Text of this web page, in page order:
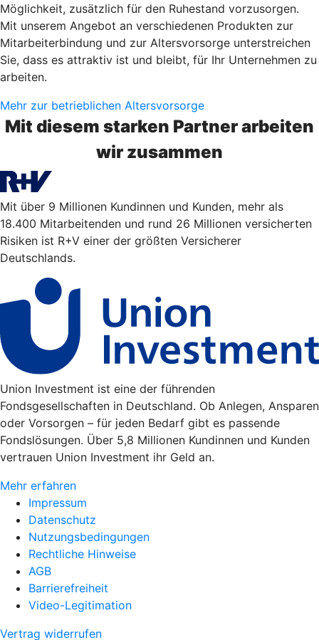
Möglichkeit, zusätzlich für den Ruhestand vorzusorgen.
Mit unserem Angebot an verschiedenen Produkten zur
Mitarbeiterbindung und zur Altersvorsorge unterstreichen
Sie, dass es attraktiv ist und bleibt, für Ihr Unternehmen zu
arbeiten.
Mehr zur betrieblichen Altersvorsorge
Mit diesem starken Partner arbeiten
wir zusammen
Mit über 9 Millionen Kundinnen und Kunden, mehr als
18.400 Mitarbeitenden und rund 26 Millionen versicherten
Risiken ist R+V einer der größten Versicherer
Deutschlands.
Union Investment ist eine der führenden
Fondsgesellschaften in Deutschland. Ob Anlegen, Ansparen
oder Vorsorgen – für jeden Bedarf gibt es passende
Fondslösungen. Über 5,8 Millionen Kundinnen und Kunden
vertrauen Union Investment ihr Geld an.
Mehr erfahren
Impressum
Datenschutz
Nutzungsbedingungen
Rechtliche Hinweise
AGB
Barrierefreiheit
Video-Legitimation
Vertrag widerrufen